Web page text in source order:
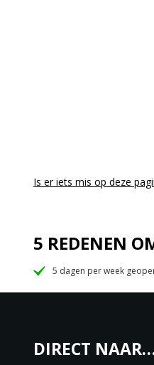
Is er iets mis op deze
5 REDENEN
5 dagen per week
DIRECT